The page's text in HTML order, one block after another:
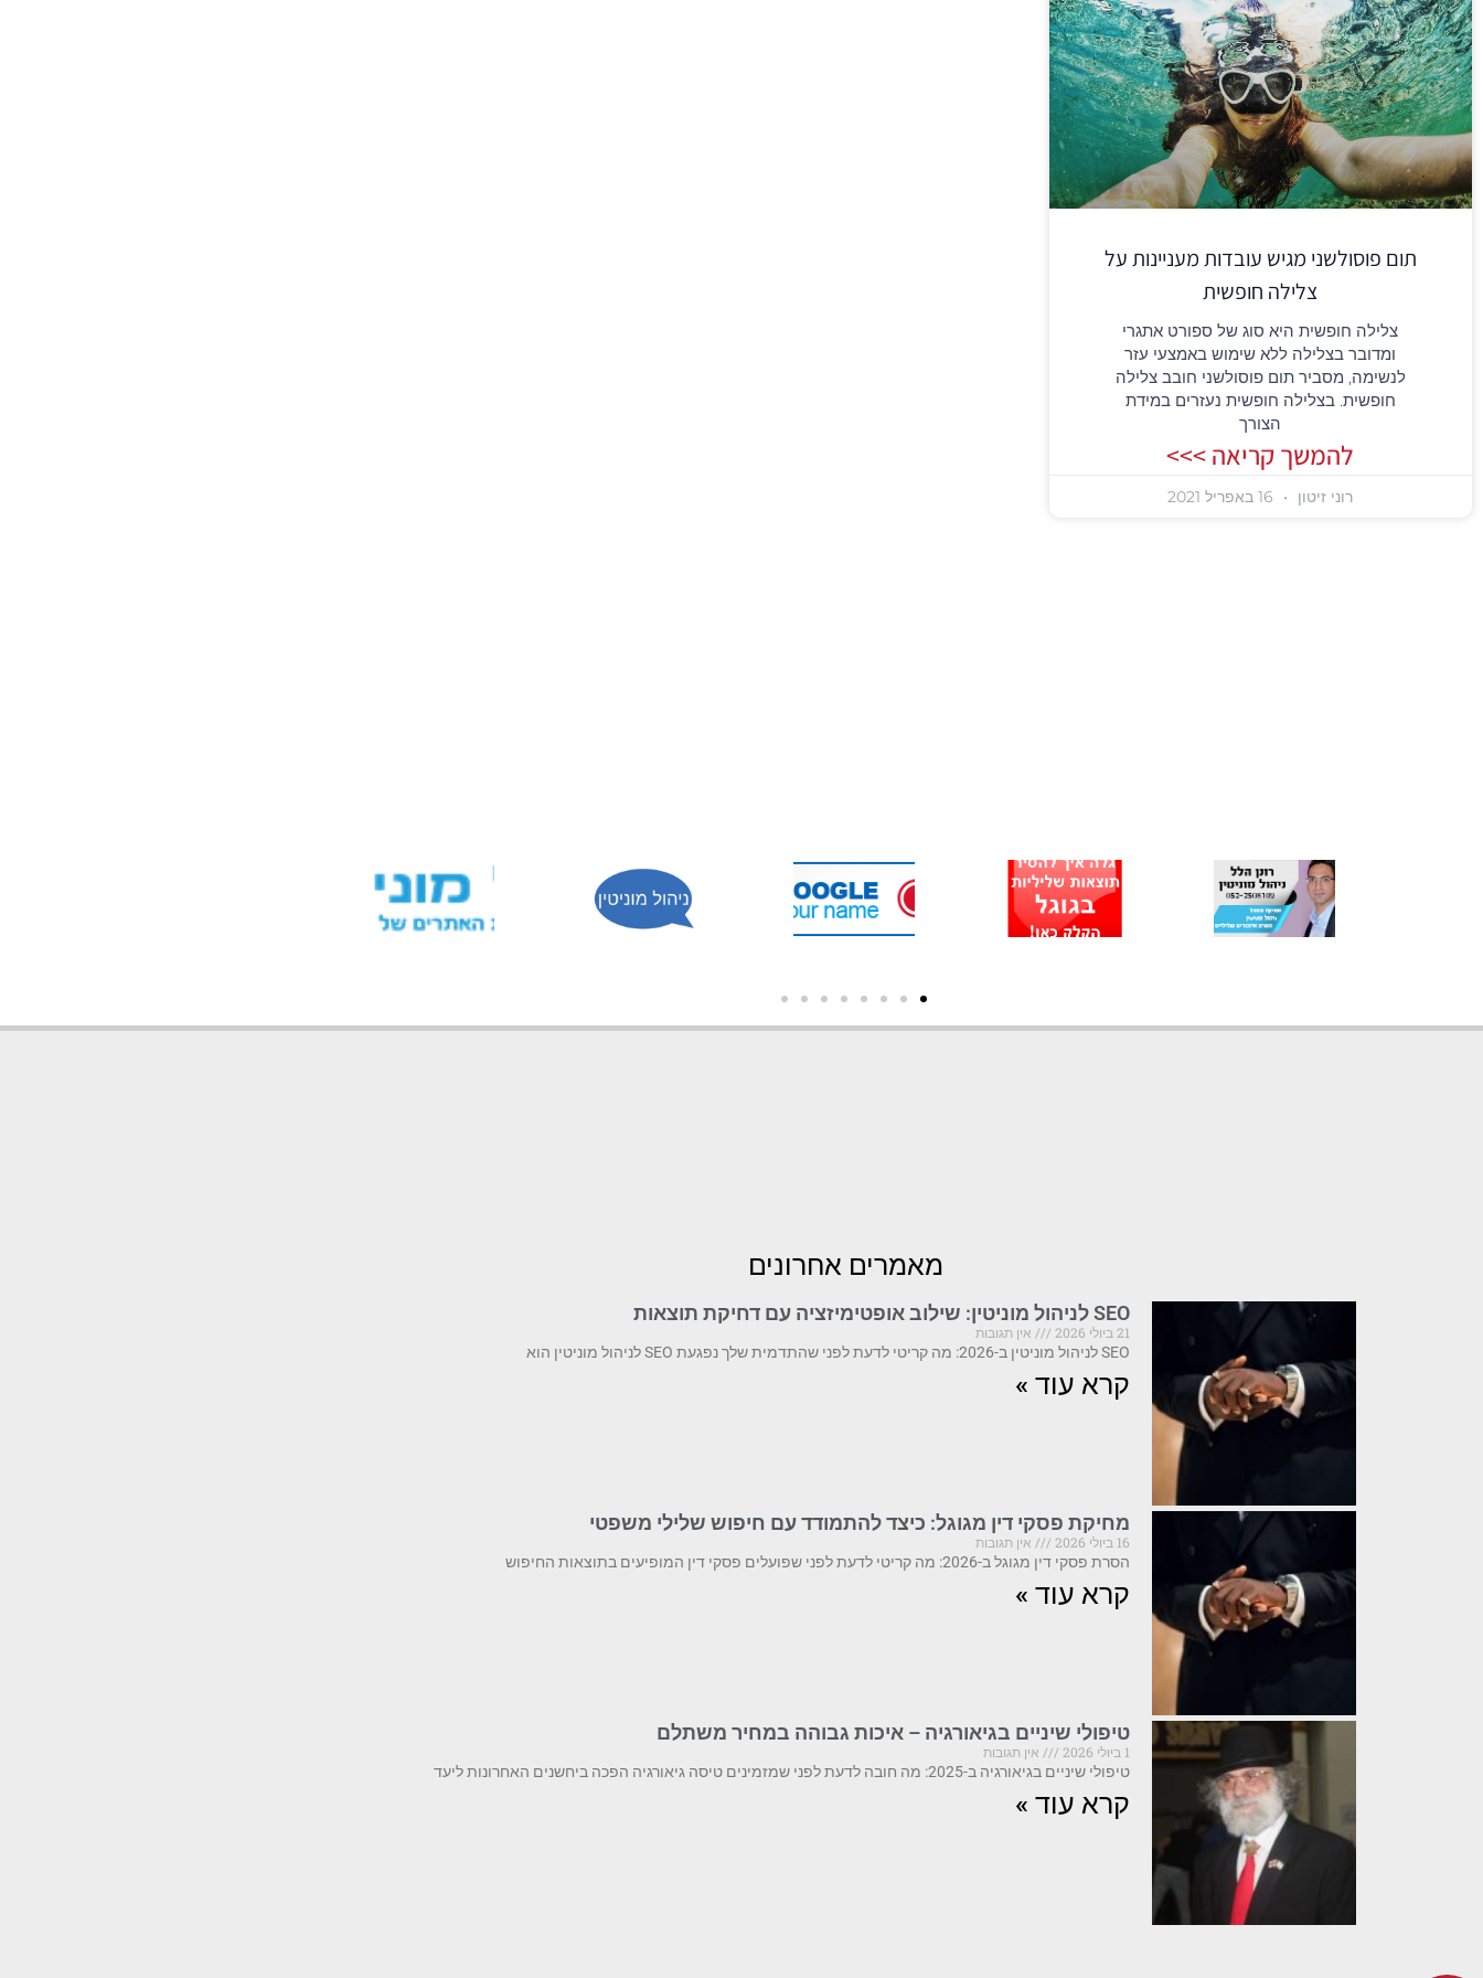
תום פוסולשני מגיש עובדות מעניינות על
צלילה חופשית
צלילה חופשית היא סוג של ספורט אתגרי
ומדובר בצלילה ללא שימוש באמצעי עזר
לנשימה, מסביר תום פוסולשני חובב צלילה
חופשית. בצלילה חופשית נעזרים במידת
הצורך
להמשך קריאה >>>
רוני זיטון
מאמרים אחרונים
SEO לניהול מוניטין: שילוב אופטימיזציה עם דחיקת תוצאות
21 ביולי 2026
אין תגובות
SEO לניהול מוניטין ב-2026: מה קריטי לדעת לפני שהתדמית שלך נפגעת SEO לניהול מוניטין הוא
קרא עוד »
מחיקת פסקי דין מגוגל: כיצד להתמודד עם חיפוש שלילי משפטי
16 ביולי 2026
אין תגובות
הסרת פסקי דין מגוגל ב-2026: מה קריטי לדעת לפני שפועלים פסקי דין המופיעים בתוצאות החיפוש
קרא עוד »
טיפולי שיניים בגיאורגיה – איכות גבוהה במחיר משתלם
1 ביולי 2026
אין תגובות
טיפולי שיניים בגיאורגיה ב-2025: מה חובה לדעת לפני שמזמינים טיסה גיאורגיה הפכה ביחשנים האחרונות ליעד
קרא עוד »